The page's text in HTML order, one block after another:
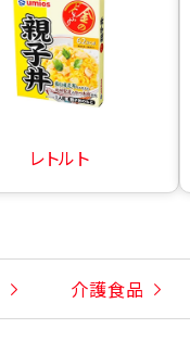
レトルト
介護食品